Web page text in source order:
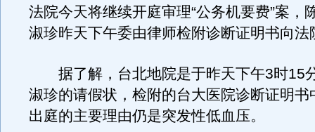
法院今天将继续开庭审理“公务机要费”案，
淑珍昨天下午委由律师检附诊断证明书向法
据了解，台北地院是于昨天下午3时15
淑珍的请假状，检附的台大医院诊断证明书
出庭的主要理由仍是突发性低血压。